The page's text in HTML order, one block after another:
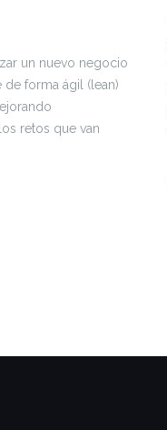
un nuevo negocio
forma ágil (lean)
retos que van